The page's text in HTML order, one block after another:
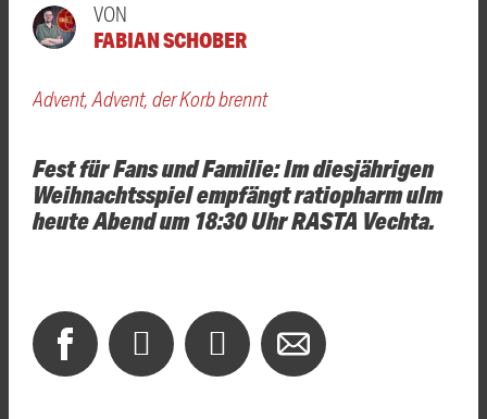
VON
FABIAN SCHOBER
Advent, Advent, der Korb brennt
Fest für Fans und Familie: Im diesjährigen
Weihnachtsspiel empfängt ratiopharm ulm
heute Abend um 18:30 Uhr RASTA Vechta.